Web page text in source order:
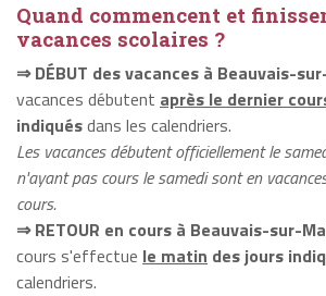
Quand commencent et
vacances scolaires ?
⇒ DÉBUT des vacances à Beauvais-
vacances débutent après le dernier
indiquésdans les calendriers.
Les vacances débutent officiellement le
n'ayant pas cours le samedi sont en
cours.
⇒ RETOUR en cours à Beauvais-sur-
cours s'effectue le matin des jours
calendriers.